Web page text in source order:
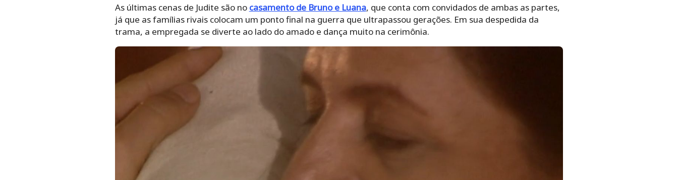
As últimas cenas de Judite são no casamento de Bruno e Luana, que conta com convidados de ambas as partes,
já que as famílias rivais colocam um ponto final na guerra que ultrapassou gerações. Em sua despedida da
trama, a empregada se diverte ao lado do amado e dança muito na cerimônia.